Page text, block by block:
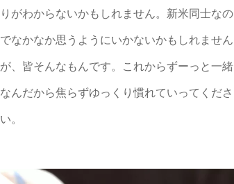
りがわからないかもしれません。新米同士なの
でなかなか思うようにいかないかもしれません
が、皆そんなもんです。これからずーっと一緒
なんだから焦らずゆっくり慣れていってくださ
い。